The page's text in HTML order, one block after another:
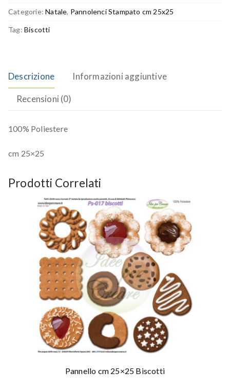
Categorie:Natale, Pannolenci Stampato cm 25x25
Tag: Biscotti
Descrizione Informazioni aggiuntive
Recensioni (0)
100% Poliestere
cm 25×25
Prodotti Correlati
Pannello cm 25×25 Biscotti